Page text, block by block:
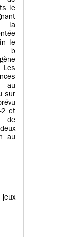
le
la
le
b
Les
au
sur
et
de
au